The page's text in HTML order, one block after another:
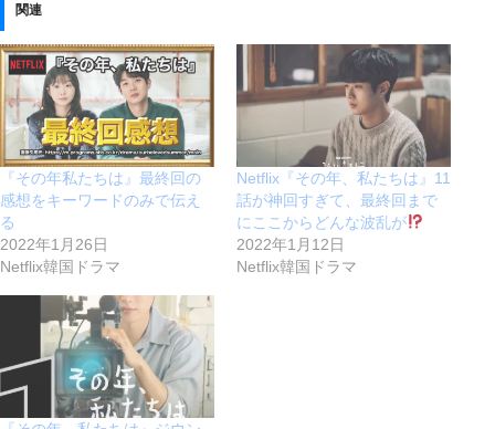
関連
『その年私たちは』最終回の
感想をキーワードのみで伝え
る
2022年1月26日
Netflix韓国ドラマ
Netflix『その年、私たちは』11
話が神回すぎて、最終回まで
にここからどんな波乱が
2022年1月12日
Netflix韓国ドラマ